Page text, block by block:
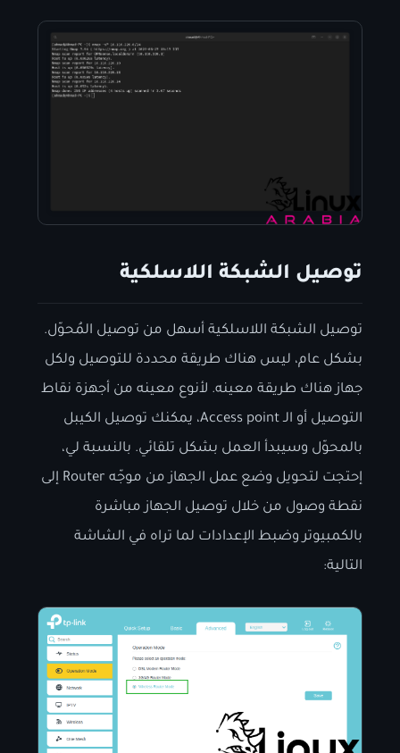
توصيل الشبكة اللاسلكية
توصيل الشبكة اللاسلكية أسهل من توصيل المُحوّل.
بشكل عام، ليس هناك طريقة محددة للتوصيل ولكل
جهاز هناك طريقة معينه. لأنوع معينه من أجهزة نقاط
التوصيل أو الـ Access point، يمكنك توصيل الكيبل
بالمحوّل وسيبدأ العمل بشكل تلقائي. بالنسبة لي،
إحتجت لتحويل وضع عمل الجهاز من موجّه Router إلى
نقطة وصول من خلال توصيل الجهاز مباشرة
بالكمبيوتر وضبط الإعدادات لما تراه في الشاشة
التالية: